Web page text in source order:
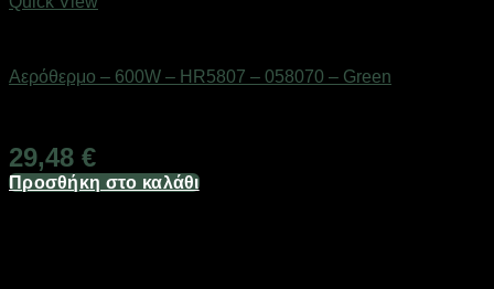
Αερόθερμο – 600W – HR5807 – 058070 – Green
29,48 €
Προσθήκη στο καλάθι